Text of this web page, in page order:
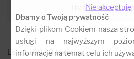
Lista 1-100 z0
Lista 1-100 z0 towarów
Nie akceptuję
Dbamy o Twoją prywatność
Dzięki plikom Cookiem nasza
usługi na najwyższym
informacje na temat celu ich